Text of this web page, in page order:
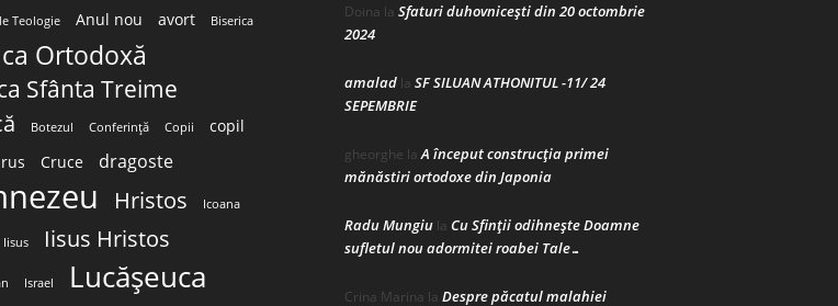
Teologie Anul nou avort Biserica
Ortodoxă
Sfânta Treime
Botezul Conferință Copii
copil
Cruce dragoste
Hristos Icoana
Iisus Iisus Hristos
Israel Lucășeuca
Doina la Sfaturi duhovnicești din 20 octombrie
2024
amalad la SF SILUAN ATHONITUL -11/ 24
SEPEMBRIE
gheorghe laA început construcţia primei
mănăstiri ortodoxe din Japonia
Radu Mungiu la Cu Sfinții odihnește Doamne
sufletul nou adormitei roabei Tale…
Crina Marina la Despre păcatul malahiei